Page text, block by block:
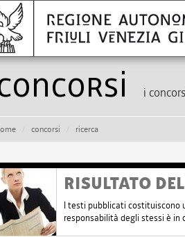
i
concorsi ricerca
RISULTATO
I testi pubblicati costituiscono
responsabilità degli stessi è in